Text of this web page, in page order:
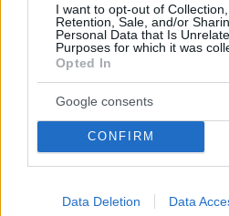
I want to opt-out of Collection,
Retention, Sale, and/or
Personal Data that Is
Purposes for which it was
Opted In
Google consents
CONFIRM
Data Deletion Data